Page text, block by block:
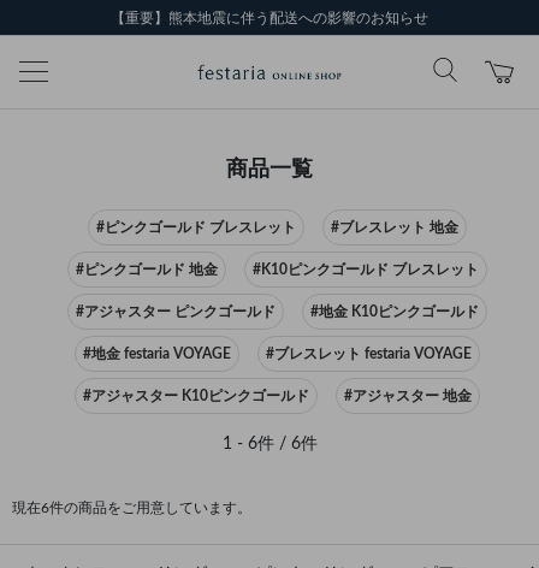
【重要】熊本地震に伴う配送への影響のお知らせ
商品一覧
#ピンクゴールド ブレスレット #ブレスレット 地金
#ピンクゴールド 地金 #K10ピンクゴールド ブレスレット
#アジャスター ピンクゴールド #地金 K10ピンクゴールド
#地金 festaria VOYAGE #ブレスレット festaria VOYAGE
#アジャスター K10ピンクゴールド #アジャスター 地金
1 - 6件 / 6件
現在6件の商品をご用意しています。